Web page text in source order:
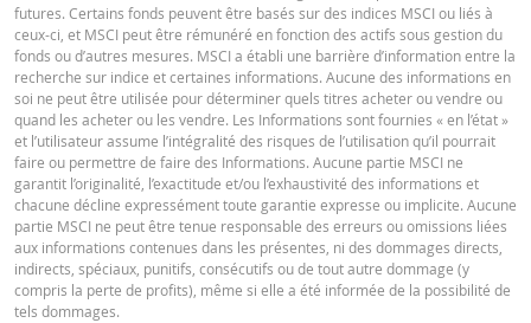
Ce calculateur de Mini est seulement à titre informatif et ne constitue en
cas une offre ou sollicitation pour traiter ces produits. Nous n'assumons
responsabilité concernant l'exactitude, l'exhaustivité et la promptitude des
données fournies. En particulier, il doit être pris en compte que le
Mini Future ne considère aucun dividende et est basé sur la supposition que
ajustements sur la barrier désactivante peuvent être faits au jour le jour,
que les conditions des produits impliquent régulièrement des ajustements
mensuels. Ainsi, les données fournies par le calculateur de Mini Future
différer par rapport à l'actuel valeur de marché des Certificats Mini Futures.
BNP Paribas n’agit pas en tant que conseiller juridique ou fiscal, comptable
conseiller en investissement et n’a aucune obligation de fiduciaire à votre
en ce qui concerne le calculateur et / ou en relation avec des transactions
des produits émis par BNP Paribas ou d’autres transactions connexes. Vous
Français (Suisse) PDF
DOCUMENT D'INFORMATIONS CLÉS
Key Information Document (DE) PDF
futures. Certains fonds peuvent être basés sur des indices MSCI ou liés à
ceux-ci, et MSCI peut être rémunéré en fonction des actifs sous gestion du
fonds ou d’autres mesures. MSCI a établi une barrière d’information entre la
recherche sur indice et certaines informations. Aucune des informations en
soi ne peut être utilisée pour déterminer quels titres acheter ou vendre ou
quand les acheter ou les vendre. Les Informations sont fournies « en l’état »
et l’utilisateur assume l’intégralité des risques de l’utilisation qu’il pourrait
faire ou permettre de faire des Informations. Aucune partie MSCI ne
garantit l’originalité, l’exactitude et/ou l’exhaustivité des informations et
chacune décline expressément toute garantie expresse ou implicite. Aucune
partie MSCI ne peut être tenue responsable des erreurs ou omissions liées
aux informations contenues dans les présentes, ni des dommages directs,
indirects, spéciaux, punitifs, consécutifs ou de tout autre dommage (y
compris la perte de profits), même si elle a été informée de la possibilité de
tels dommages.